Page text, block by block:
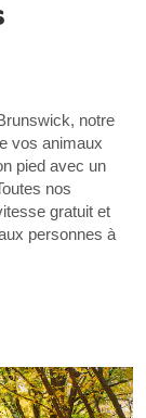
notre
vos animaux
pied avec un
nos
gratuit et
personnes à